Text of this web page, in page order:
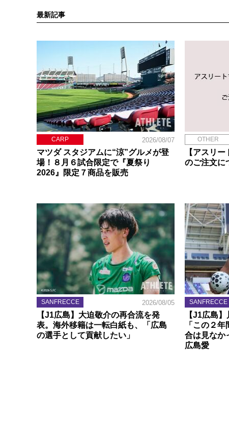
最新記事
CARP 2026/08/07
マツダ スタジアムに“涼”グルメが登
場！８月６試合限定で『夏祭り
2026』限定７商品を販売
OTHER
【アスリ
のご注文に
SANFRECCE 2026/08/05
【J1広島】大迫敬介の再合流を発
表。海外移籍は一転白紙も、「広島
の選手として貢献したい」
SANFRECCE
【J1広島
「この２
合は見なか
広島愛